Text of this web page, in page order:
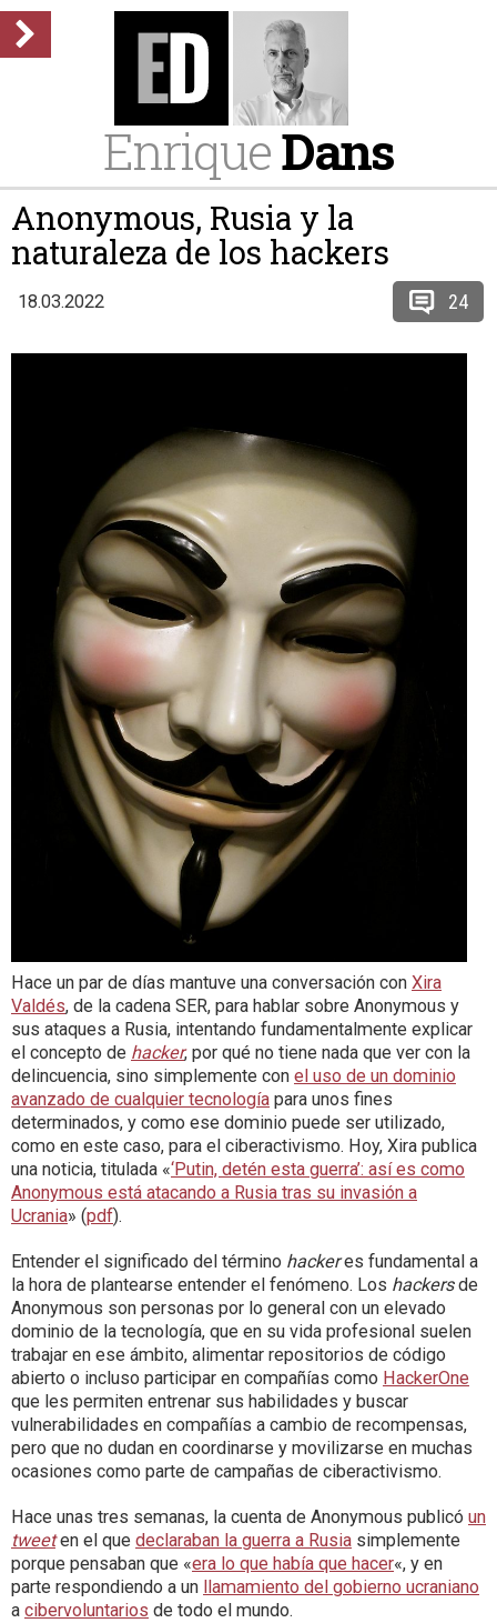
EnriqueDans
Anonymous, Rusia y la
naturaleza de los hackers
18.03.2022 24
Hace un par de días mantuve una conversación con Xira
Valdés, de la cadena SER, para hablar sobre Anonymous y
sus ataques a Rusia, intentando fundamentalmente explicar
el concepto de hacker, por qué no tiene nada que ver con la
delincuencia, sino simplemente con el uso de un dominio
avanzado de cualquier tecnología para unos fines
determinados, y como ese dominio puede ser utilizado,
como en este caso, para el ciberactivismo. Hoy, Xira publica
una noticia, titulada «‘Putin, detén esta guerra’: así es como
Anonymous está atacando a Rusia tras su invasión a
Ucrania» (pdf).
Entender el significado del término hackeres fundamental a
la hora de plantearse entender el fenómeno. Los hackersde
Anonymous son personas por lo general con un elevado
dominio de la tecnología, que en su vida profesional suelen
trabajar en ese ámbito, alimentar repositorios de código
abierto o incluso participar en compañías como HackerOne
que les permiten entrenar sus habilidades y buscar
vulnerabilidades en compañías a cambio de recompensas,
pero que no dudan en coordinarse y movilizarse en muchas
ocasiones como parte de campañas de ciberactivismo.
Hace unas tres semanas, la cuenta de Anonymous publicó un
tweeten el que declaraban la guerra a Rusia simplemente
porque pensaban que «era lo que había que hacer«, y en
parte respondiendo a un
llamamiento del gobierno ucraniano
a cibervoluntarios de todo el mundo.